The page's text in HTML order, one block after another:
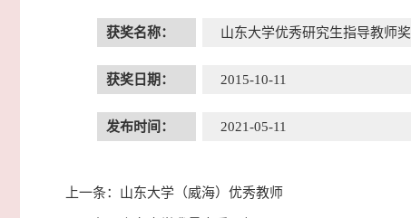
获奖名称： 山东大学优秀研究生指导教师奖
获奖日期： 2015-10-11
发布时间： 2021-05-11
上一条： 山东大学（威海）优秀教师